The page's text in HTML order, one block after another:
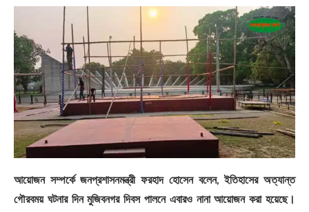
আয়োজন সম্পর্কে জনপ্রশাসনমন্ত্রী ফরহাদ হোসেন বলেন, ইতিহাসের অত্যান্ত
গৌরবময় ঘটনার দিন মুজিবনগর দিবস পালনে এবারও নানা আয়োজন করা হয়েছে।